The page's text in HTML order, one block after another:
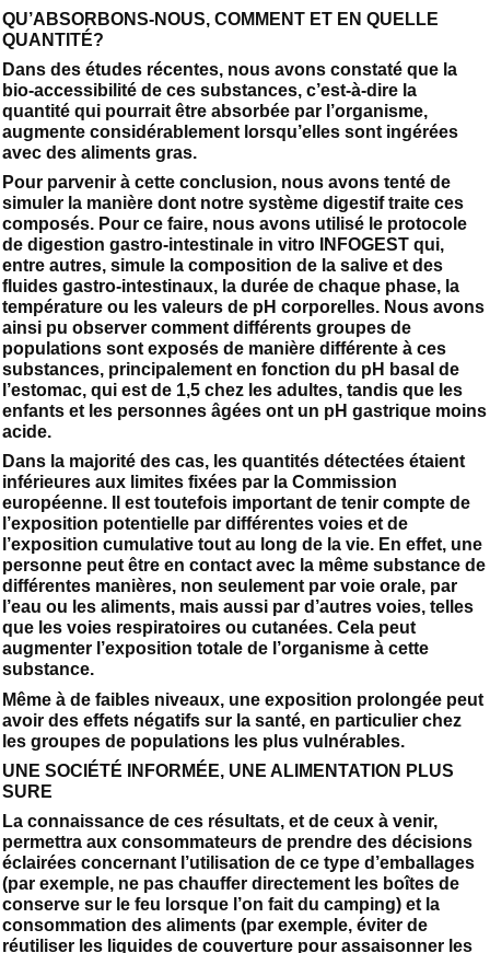
QU’ABSORBONS-NOUS, COMMENT ET EN QUELLE
QUANTITÉ?
Dans des études récentes, nous avons constaté que la
bio-accessibilité de ces substances, c’est-à-dire la
quantité qui pourrait être absorbée par l’organisme,
augmente considérablement lorsqu’elles sont ingérées
avec des aliments gras.
Pour parvenir à cette conclusion, nous avons tenté de
simuler la manière dont notre système digestif traite ces
composés. Pour ce faire, nous avons utilisé le protocole
de digestion gastro-intestinale in vitro INFOGEST qui,
entre autres, simule la composition de la salive et des
fluides gastro-intestinaux, la durée de chaque phase, la
température ou les valeurs de pH corporelles. Nous avons
ainsi pu observer comment différents groupes de
populations sont exposés de manière différente à ces
substances, principalement en fonction du pH basal de
l’estomac, qui est de 1,5 chez les adultes, tandis que les
enfants et les personnes âgées ont un pH gastrique moins
acide.
Dans la majorité des cas, les quantités détectées étaient
inférieures aux limites fixées par la Commission
européenne. Il est toutefois important de tenir compte de
l’exposition potentielle par différentes voies et de
l’exposition cumulative tout au long de la vie. En effet, une
personne peut être en contact avec la même substance de
différentes manières, non seulement par voie orale, par
l’eau ou les aliments, mais aussi par d’autres voies, telles
que les voies respiratoires ou cutanées. Cela peut
augmenter l’exposition totale de l’organisme à cette
substance.
Même à de faibles niveaux, une exposition prolongée peut
avoir des effets négatifs sur la santé, en particulier chez
les groupes de populations les plus vulnérables.
UNE SOCIÉTÉ INFORMÉE, UNE ALIMENTATION PLUS
SURE
La connaissance de ces résultats, et de ceux à venir,
permettra aux consommateurs de prendre des décisions
éclairées concernant l’utilisation de ce type d’emballages
(par exemple, ne pas chauffer directement les boîtes de
conserve sur le feu lorsque l’on fait du camping) et la
consommation des aliments (par exemple, éviter de
réutiliser les liquides de couverture pour assaisonner les